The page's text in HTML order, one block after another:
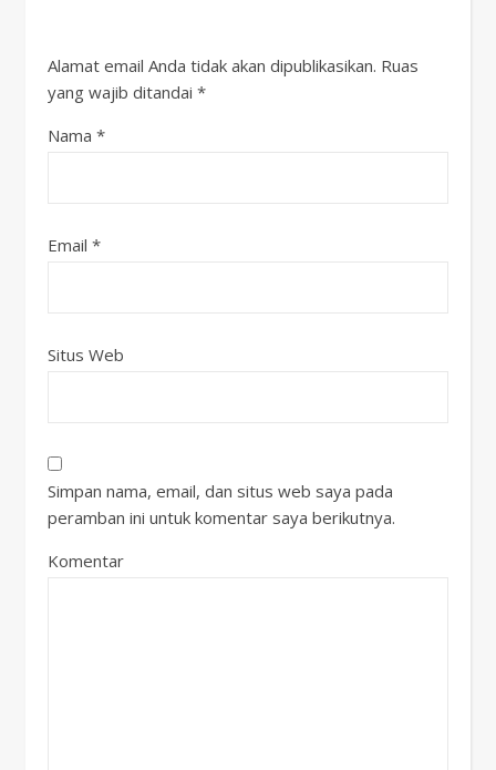
Alamat email Anda tidak akan dipublikasikan. Ruas
yang wajib ditandai *
Nama *
Email *
Situs Web
Simpan nama, email, dan situs web saya pada
peramban ini untuk komentar saya berikutnya.
Komentar